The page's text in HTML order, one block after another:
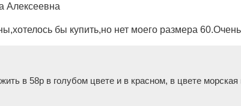
Алексеевна
бы купить,но нет моего размера
в 58р в голубом цвете и в красном, в цвете